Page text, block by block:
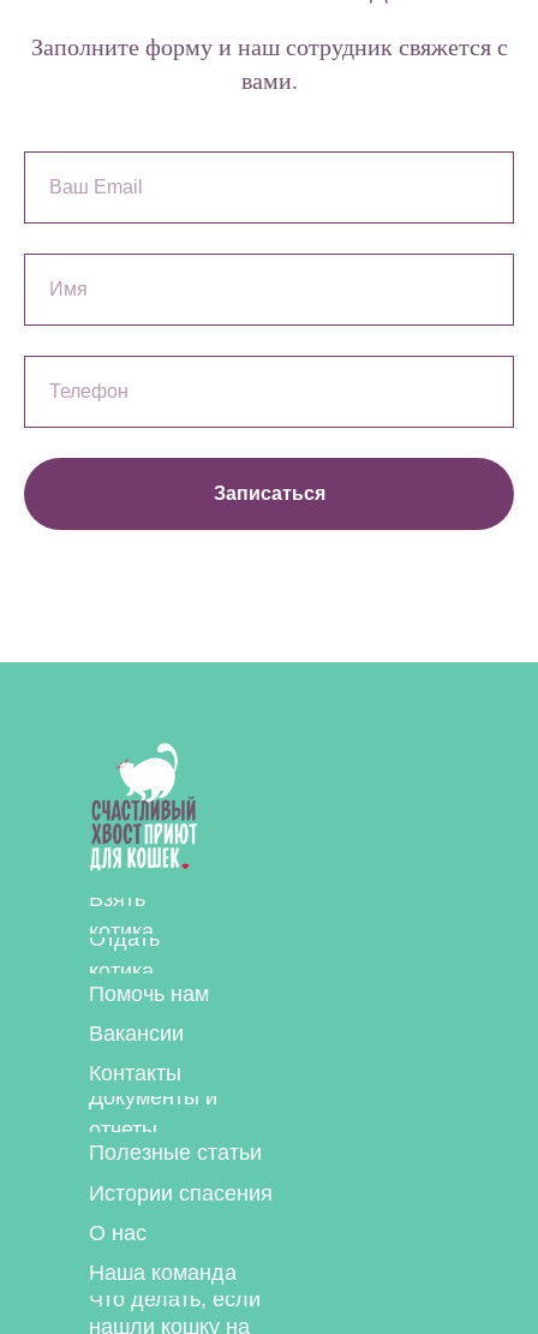
Заполните форму и наш сотрудник свяжется с
вами.
Записаться
Взять
котика
Отдать
котика
Помочь нам
Вакансии
Истории спасения
О нас
Наша команда
Контакты
Документы и
отчеты
Полезные статьи
Что делать, если
нашли кошку на